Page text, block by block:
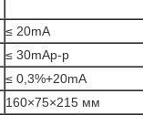
≤ 20mA
≤ 30mAp-p
≤ 0,3%+20mA
160×75×215 мм